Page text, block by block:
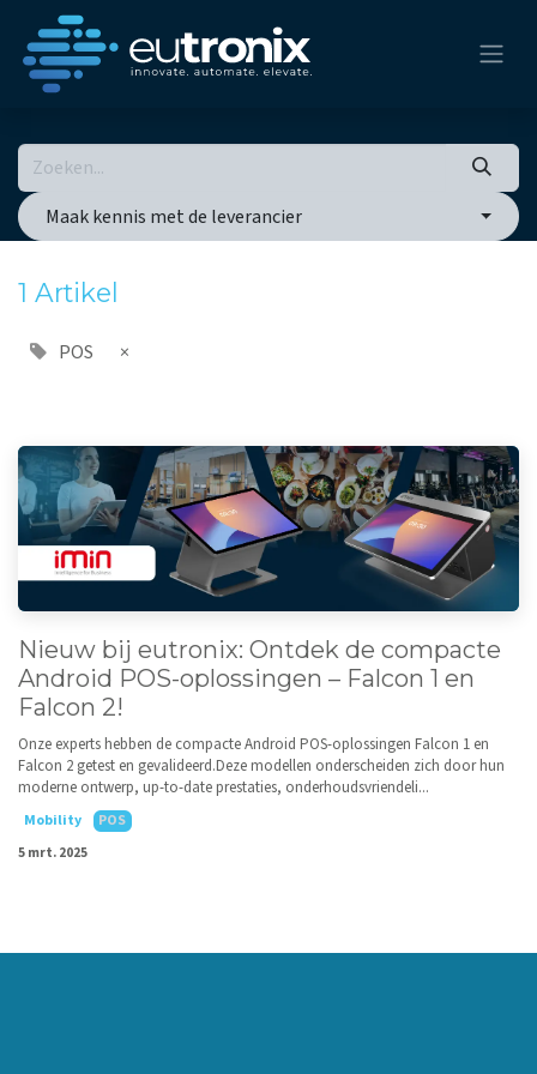
Maak kennis met de leverancier
1 Artikel
POS ×
Nieuw bij eutronix: Ontdek de compacte
Android POS-oplossingen – Falcon 1 en
Falcon 2!
Onze experts hebben de compacte Android POS-oplossingen Falcon 1 en
Falcon 2 getest en gevalideerd.Deze modellen onderscheiden zich door hun
moderne ontwerp, up-to-date prestaties, onderhoudsvriendeli...
Mobility
POS
5 mrt. 2025